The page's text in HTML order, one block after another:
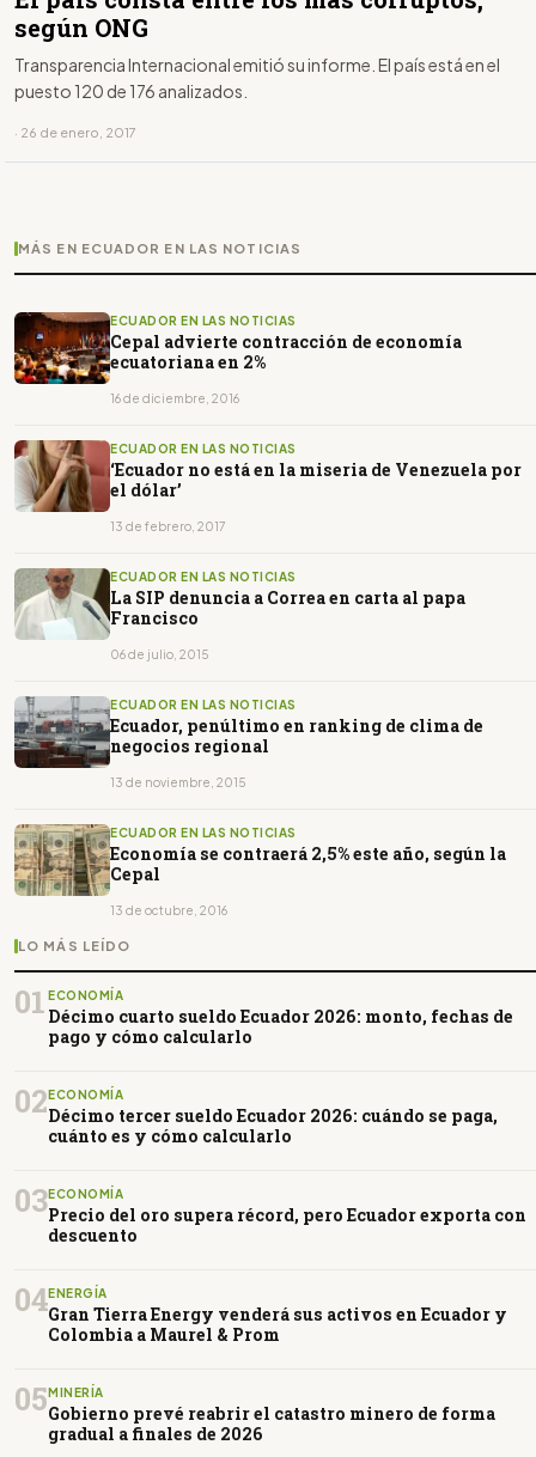
según ONG
Transparencia Internacional emitió su informe. El país está en el
puesto 120 de 176 analizados.
· 26 de enero, 2017
MÁS EN ECUADOR EN LAS NOTICIAS
ECUADOR EN LAS NOTICIAS
Cepal advierte contracción de economía
ecuatoriana en 2%
16 de diciembre, 2016
ECUADOR EN LAS NOTICIAS
‘Ecuador no está en la miseria de Venezuela por
el dólar’
13 de febrero, 2017
ECUADOR EN LAS NOTICIAS
La SIP denuncia a Correa en carta al papa
Francisco
06 de julio, 2015
ECUADOR EN LAS NOTICIAS
Ecuador, penúltimo en ranking de clima de
negocios regional
13 de noviembre, 2015
ECUADOR EN LAS NOTICIAS
Economía se contraerá 2,5% este año, según la
Cepal
13 de octubre, 2016
LO MÁS LEÍDO
01 ECONOMÍA
Décimo cuarto sueldo Ecuador 2026: monto, fechas de
pago y cómo calcularlo
02ECONOMÍA
Décimo tercer sueldo Ecuador 2026: cuándo se paga,
cuánto es y cómo calcularlo
03ECONOMÍA
Precio del oro supera récord, pero Ecuador exporta con
descuento
04ENERGÍA
Gran Tierra Energy venderá sus activos en Ecuador y
Colombia a Maurel & Prom
05MINERÍA
Gobierno prevé reabrir el catastro minero de forma
gradual a finales de 2026